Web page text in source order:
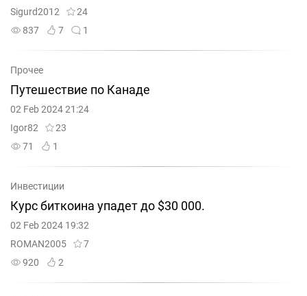
Sigurd2012
24
837
7 1
Прочее
Путешествие по Канаде
02 Feb 2024 21:24
Igor82
23
71
1
Инвестиции
Курс биткоина упадет до $30 000.
02 Feb 2024 19:32
ROMAN2005
7
920
2